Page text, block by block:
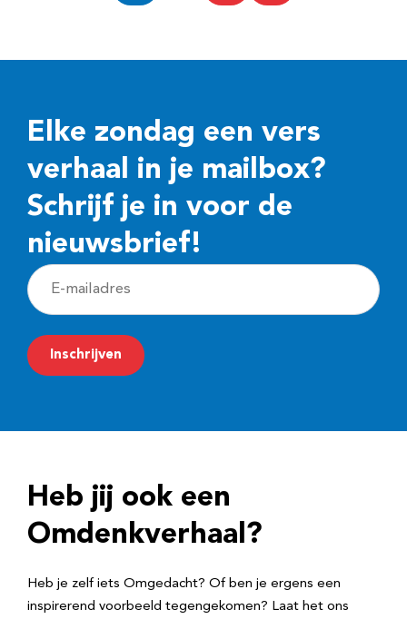
Elke zondag een vers
verhaal in je mailbox?
Schrijf je in voor de
nieuwsbrief!
E
-
m
a
r
e
Inschrijven
Heb jij ook een
Omdenkverhaal?
Heb je zelf iets Omgedacht? Of ben je ergens een
inspirerend voorbeeld tegengekomen? Laat het ons